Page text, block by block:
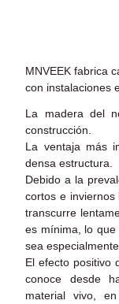
MNVEEK fabrica
con instalaciones
La madera del
construcción.
La ventaja más
densa estructura.
Debido a la
cortos e inviernos
transcurre
es mínima, lo
sea
El efecto positivo
conoce desde
material vivo,